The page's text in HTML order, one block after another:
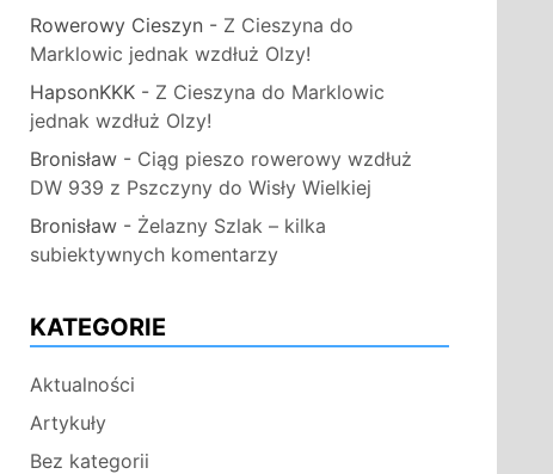
Rowerowy Cieszyn - Z Cieszyna do
Marklowic jednak wzdłuż Olzy!
HapsonKKK - Z Cieszyna do Marklowic
jednak wzdłuż Olzy!
Bronisław - Ciąg pieszo rowerowy wzdłuż
DW 939 z Pszczyny do Wisły Wielkiej
Bronisław - Żelazny Szlak – kilka
subiektywnych komentarzy
KATEGORIE
Aktualności
Artykuły
Bez kategorii